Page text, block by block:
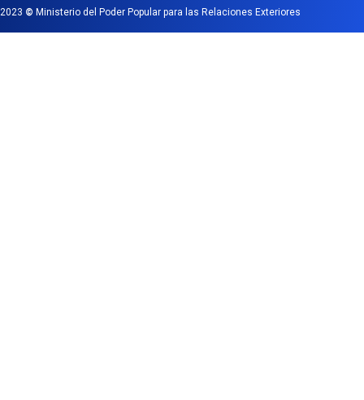
2023 © Ministerio del Poder Popular para las Relaciones Exteriores